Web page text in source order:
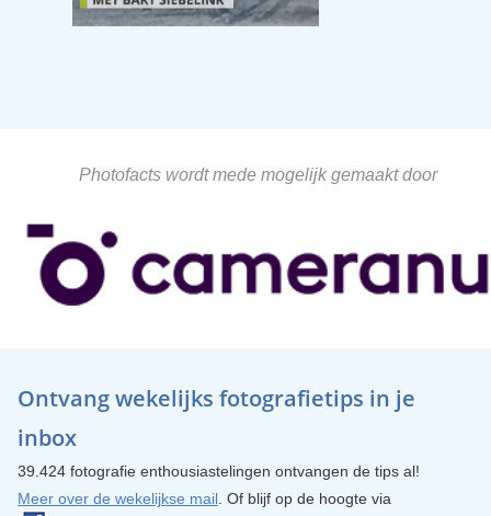
Photofacts wordt mede mogelijk gemaakt door
Ontvang wekelijks fotografietips in je
inbox
39.424 fotografie enthousiastelingen ontvangen de tips al!
Meer over de wekelijkse mail. Of blijf op de hoogte via